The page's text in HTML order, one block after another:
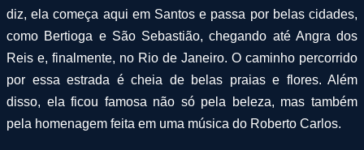
diz, ela começa aqui em Santos e passa por belas cidades,
como Bertioga e São Sebastião, chegando até Angra dos
Reis e, finalmente, no Rio de Janeiro. O caminho percorrido
por essa estrada é cheia de belas praias e flores. Além
disso, ela ficou famosa não só pela beleza, mas também
pela homenagem feita em uma música do Roberto Carlos.